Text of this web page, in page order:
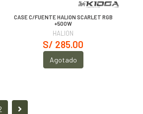
CASE C/FUENTE HALION SCARLET RGB
+500W
HALION
S/ 285.00
Agotado